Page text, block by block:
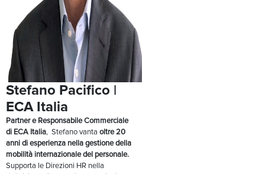
Stefano Pacifico |
ECA Italia
Partner e Responsabile Commerciale
di ECA Italia, Stefano vanta oltre 20
anni di esperienza nella gestione della
mobilità internazionale del personale.
Supporta le Direzioni HR nella